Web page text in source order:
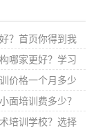
？首页你得到我
哪家更好？学习
价格一个月多少
面培训费多少？
培训学校？选择